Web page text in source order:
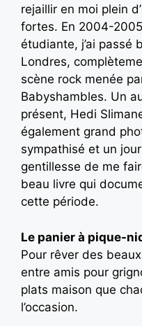
rejaillir en moi plein
fortes. En 2004-
étudiante, j’ai passé
Londres,
scène rock menée
Babyshambles. Un
présent, Hedi
également grand
sympathisé et un
gentillesse de me
beau livre qui
cette période.
Le panier à pique-
Pour rêver des
entre amis pour
plats maison que
l’occasion.